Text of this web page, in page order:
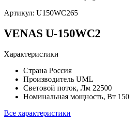
Артикул: U150WC265
VENAS U-150WC2
Характеристики
Страна Россия
Производитель UML
Световой поток, Лм 22500
Номинальная мощность, Вт 150
Все характеристики